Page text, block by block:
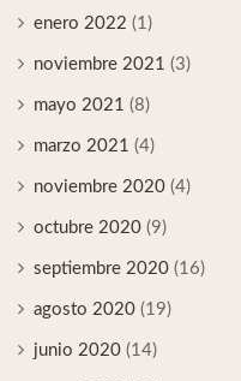
enero 2022 (1)
noviembre 2021 (3)
mayo 2021 (8)
marzo 2021 (4)
noviembre 2020 (4)
octubre 2020 (9)
septiembre 2020 (16)
agosto 2020 (19)
junio 2020 (14)